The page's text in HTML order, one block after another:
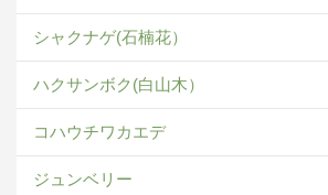
シャクナゲ(石楠花）
ハクサンボク(白山木）
コハウチワカエデ
ジュンベリー